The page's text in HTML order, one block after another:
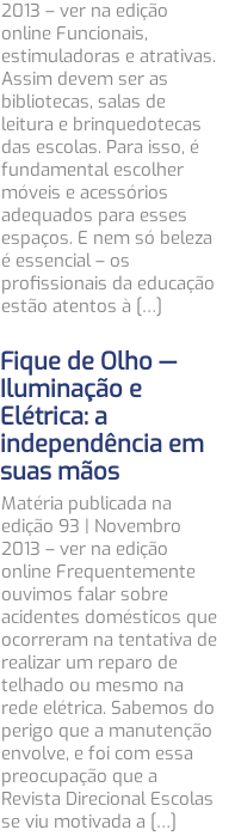
2013 – ver na edição
online Funcionais,
estimuladoras e atrativas.
Assim devem ser as
bibliotecas, salas de
leitura e brinquedotecas
das escolas. Para isso, é
fundamental escolher
móveis e acessórios
adequados para esses
espaços. E nem só beleza
é essencial – os
profissionais da educação
estão atentos à […]
Fique de Olho —
Iluminação e
Elétrica: a
independência em
suas mãos
Matéria publicada na
edição 93 | Novembro
2013 – ver na edição
online Frequentemente
ouvimos falar sobre
acidentes domésticos que
ocorreram na tentativa de
realizar um reparo de
telhado ou mesmo na
rede elétrica. Sabemos do
perigo que a manutenção
envolve, e foi com essa
preocupação que a
Revista Direcional Escolas
se viu motivada a […]